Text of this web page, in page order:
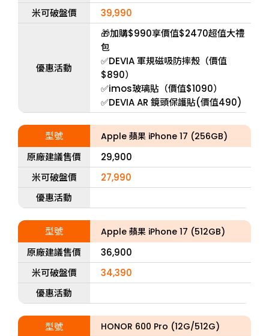
米可破盤價
39,990
優惠活動
🎁加購$990享價值$2470超值大禮
包
✅DEVIA 軍規磁吸防摔殼（價值
$890）
✅imos玻璃貼（價值$1090）
✅DEVIA AR 鏡頭保護貼(價值490)
型號 Apple 蘋果 iPhone 17 (256GB)
原廠建議售價
29,900
米可破盤價
27,990
優惠活動
型號 Apple 蘋果 iPhone 17 (512GB)
原廠建議售價
36,900
米可破盤價
34,390
優惠活動
型號 HONOR 600 Pro (12G/512G)